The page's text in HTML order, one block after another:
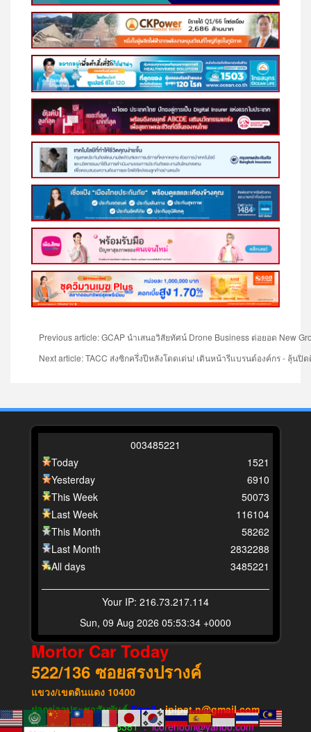
Previous article: GCAP นำเสนอวิสัยทัศน์ Drone Business ต่อยอด New
Next article: TACC ส่งซิกครึ่งปีหลังโดดเด่น! เดินหน้ารีแบรนด์องค์กร - ลุ้น
003485221
Today
Yesterday
This Week
Last Week
This Month
Last Month
All days
1521
6910
50073
116104
58262
2832288
3485221
Your IP: 216.73.217.114
Sun, 09 Aug 2026 05:53:34 +0000
Mortor Car Today
522/136 ซอยสรงปรางค์
แขวง​/เขต​ดินแดง​ 10400
ฝากข่าวประชาสัมพันธ์ Email:ipipat.n@gmail.com
โทรศัพท์ : 081-431-6381: icorehoon@yahoo.com